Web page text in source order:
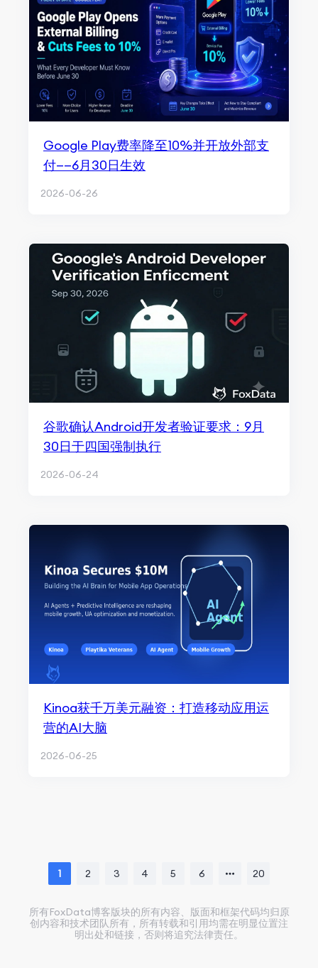
Google Play费率降至10%并开放外部支
付——6月30日生效
2026-06-26
谷歌确认Android开发者验证要求：9月
30日于四国强制执行
2026-06-24
Kinoa获千万美元融资：打造移动应用运
营的AI大脑
2026-06-25
1 2 3 4 5 6 20
所有FoxData博客版块的所有内容、版面和框架代码均归原
创内容和技术团队所有，所有转载和引用均需在明显位置注
明出处和链接，否则将追究法律责任。